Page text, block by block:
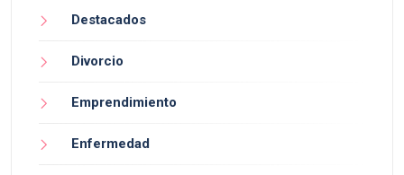
Destacados
Divorcio
Emprendimiento
Enfermedad